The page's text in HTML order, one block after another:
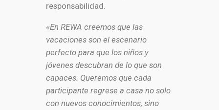
responsabilidad.
«En REWA creemos que las
vacaciones son el escenario
perfecto para que los niños y
jóvenes descubran de lo que son
capaces. Queremos que cada
participante regrese a casa no solo
con nuevos conocimientos, sino